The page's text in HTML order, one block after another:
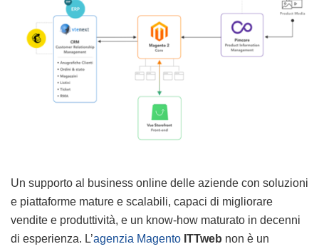
Un supporto al business online delle aziende con soluzioni
e piattaforme mature e scalabili, capaci di migliorare
vendite e produttività, e un know-how maturato in decenni
di esperienza. L’agenzia Magento ITTweb non è un